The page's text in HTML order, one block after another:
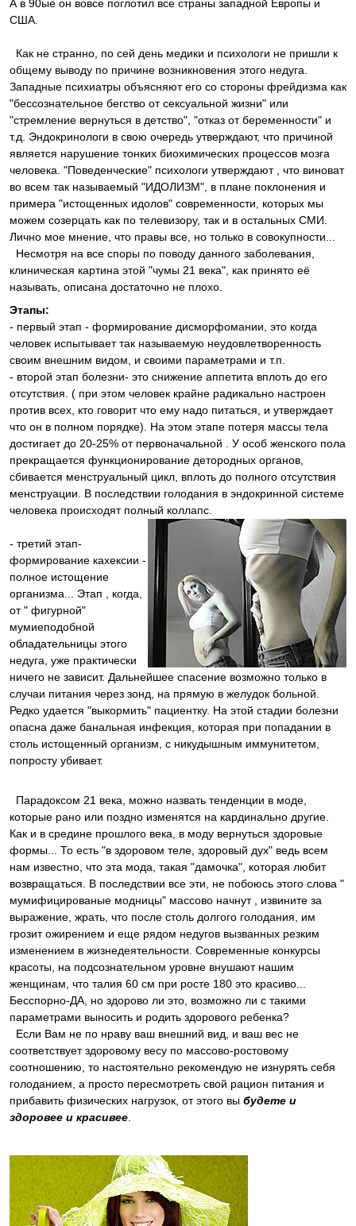
А в 90ые он вовсе поглотил все страны западной Европы и
США.
Как не странно, по сей день медики и психологи не пришли к
общему выводу по причине возникновения этого недуга.
Западные психиатры объясняют его со стороны фрейдизма как
"бессознательное бегство от сексуальной жизни" или
"стремление вернуться в детство", "отказ от беременности" и
т.д. Эндокринологи в свою очередь утверждают, что причиной
является нарушение тонких биохимических процессов мозга
человека. "Поведенческие" психологи утверждают , что виноват
во всем так называемый "ИДОЛИЗМ", в плане поклонения и
примера "истощенных идолов" современности, которых мы
можем созерцать как по телевизору, так и в остальных СМИ.
Лично мое мнение, что правы все, но только в совокупности...
Несмотря на все споры по поводу данного заболевания,
клиническая картина этой "чумы 21 века", как принято её
называть, описана достаточно не плохо.
Этапы:
- первый этап - формирование дисморфомании, это когда
человек испытывает так называемую неудовлетворенность
своим внешним видом, и своими параметрами и т.п.
- второй этап болезни- это снижение аппетита вплоть до его
отсутствия. ( при этом человек крайне радикально настроен
против всех, кто говорит что ему надо питаться, и утверждает
что он в полном порядке). На этом этапе потеря массы тела
достигает до 20-25% от первоначальной . У особ женского пола
прекращается функционирование детородных органов,
сбивается менструальный цикл, вплоть до полного отсутствия
менструации. В последствии голодания в эндокринной системе
человека происходят полный коллапс.
- третий этап-
формирование кахексии -
полное истощение
организма... Этап , когда,
от " фигурной"
мумиеподобной
обладательницы этого
недуга, уже практически
ничего не зависит. Дальнейшее спасение возможно только в
случаи питания через зонд, на прямую в желудок больной.
Редко удается "выкормить" пациентку. На этой стадии болезни
опасна даже банальная инфекция, которая при попадании в
столь истощенный организм, с никудышным иммунитетом,
попросту убивает.
Парадоксом 21 века, можно назвать тенденции в моде,
которые рано или поздно изменятся на кардинально другие.
Как и в средине прошлого века, в моду вернуться здоровые
формы... То есть "в здоровом теле, здоровый дух" ведь всем
нам известно, что эта мода, такая "дамочка", которая любит
возвращаться. В последствии все эти, не побоюсь этого слова "
мумифицированые модницы" массово начнут , извините за
выражение, жрать, что после столь долгого голодания, им
грозит ожирением и еще рядом недугов вызванных резким
изменением в жизнедеятельности. Современные конкурсы
красоты, на подсознательном уровне внушают нашим
женщинам, что талия 60 см при росте 180 это красиво...
Бесспорно-ДА, но здорово ли это, возможно ли с такими
параметрами выносить и родить здорового ребенка?
Если Вам не по нраву ваш внешний вид, и ваш вес не
соответствует здоровому весу по массово-ростовому
соотношению, то настоятельно рекомендую не изнурять себя
голоданием, а просто пересмотреть свой рацион питания и
прибавить физических нагрузок, от этого вы будете и
здоровее и красивее